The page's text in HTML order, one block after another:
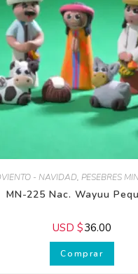
- NAVIDAD,PESEBRES
MN-225 Nac. Wayuu
USD $36.00
Comprar
Recibe GRATIS
nuestros
consejos.